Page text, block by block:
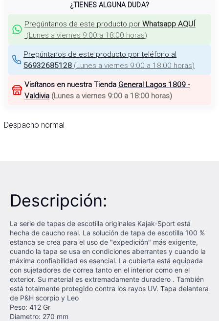
¿TIENES ALGUNA DUDA?
Pregúntanos de este producto por Whatsapp AQUÍ
(Lunes a viernes 9:00 a 18:00 horas)
Pregúntanos de este producto por teléfono al
56932685128 (Lunes a viernes 9:00 a 18:00 horas)
Visítanos en nuestra Tienda General Lagos 1809 -
Valdivia (Lunes a viernes 9:00 a 18:00 horas)
Despacho normal
Descripción:
La serie de tapas de escotilla originales Kajak-Sport está
hecha de caucho real. La solución de tapa de escotilla 100 %
estanca se crea para el uso de "expedición" más exigente,
cuando la tapa se usa en condiciones aberrantes y cuando la
máxima confiabilidad es esencial. La cubierta está equipada
con sujetadores de correa tanto en el interior como en el
exterior. Su material es extremadamente duradero . También
está totalmente protegido contra los rayos UV. Tapa delantera
de P&H scorpio y Leo
Peso: 412 Gr
Diametro: 270 mm